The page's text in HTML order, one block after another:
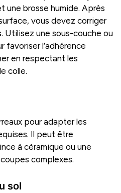
une brosse humide. Après
vous devez corriger
Utilisez une sous-couche ou
favoriser l’adhérence
en respectant les
colle.
pour adapter les
Il peut être
à céramique ou une
complexes.
sol